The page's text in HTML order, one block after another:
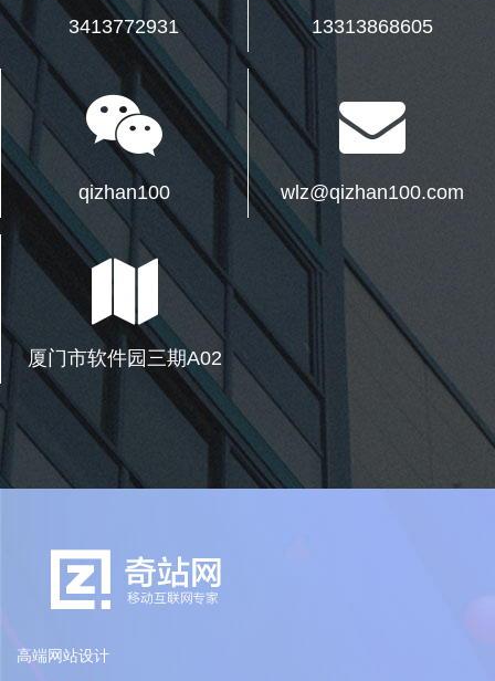
3413772931 13313868605
qizhan100 wlz@qizhan100.com
厦门市软件园三期A02
高端网站设计